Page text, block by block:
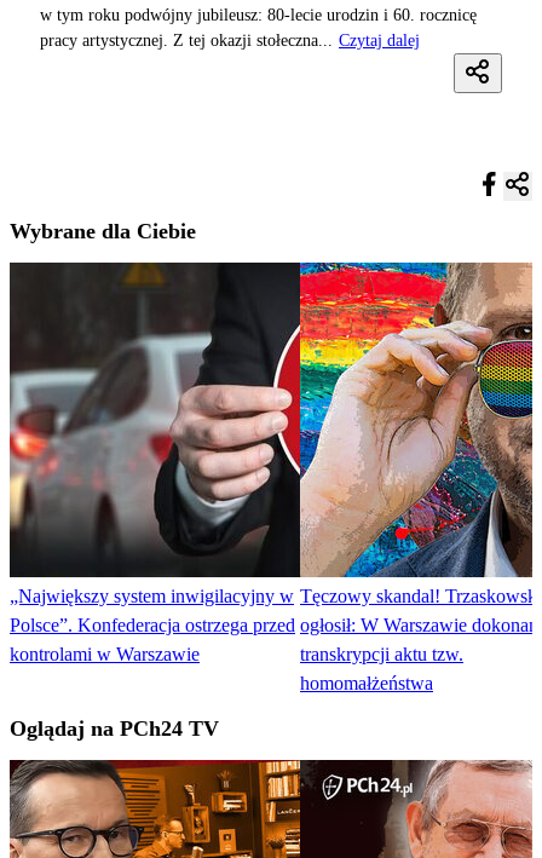
w tym roku podwójny jubileusz: 80-lecie urodzin i 60. rocznicę
pracy artystycznej. Z tej okazji stołeczna...
Czytaj dalej
Wybrane dla Ciebie
„Największy system inwigilacyjny w
Polsce”. Konfederacja ostrzega przed
kontrolami w Warszawie
Tęczowy skandal! Trzaskowski
ogłosił: W Warszawie
transkrypcji aktu tzw.
homomałżeństwa
Oglądaj na PCh24 TV